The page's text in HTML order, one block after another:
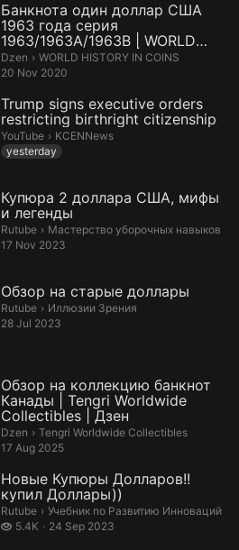
Банкнота один доллар США
1963 года серия
1963/1963A/1963B | WORLD
HISTORY IN COINS | ...
Dzen › WORLD HISTORY IN COINS.
WORLD HISTORY IN COINS
20 Nov 2020
Trump signs executive orders
restricting birthright citizenship
YouTube › KCENNews.
KCENNews
yesterday
Купюра 2 доллара США, мифы
и легенды
Rutube › Мастерство уборочных навыков.
Мастерство уборочных навыков
17 Nov 2023
Обзор на старые доллары
Rutube › Иллюзии Зрения.
Иллюзии Зрения
28 Jul 2023
Обзор на коллекцию банкнот
Канады | Tengri Worldwide
Collectibles | Дзен
Dzen › Tengri Worldwide Collectibles.
Tengri Worldwide Collectibles
17 Aug 2025
Новые Купюры Долларов!!
купил Доллары))
Rutube › Учебник по Развитию Инноваций.
Учебник по Развитию Инноваций
5.4K
5.4 thousand views
24 Sep 2023